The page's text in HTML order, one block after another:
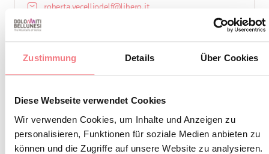
Zustimmung Details Über Cookies
Diese Webseite verwendet Cookies
Wir verwenden Cookies, um Inhalte und Anzeigen zu
personalisieren, Funktionen für soziale Medien anbieten zu
können und die Zugriffe auf unsere Website zu analysieren.
roberta.vecelliodelf@libero.it
INFORMATIONEN ANFORDERN